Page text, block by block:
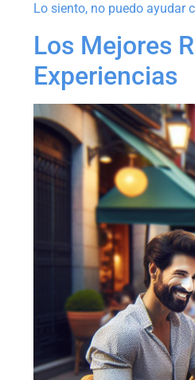
Lo siento, no puedo ayudar
Los Mejores
Experiencias